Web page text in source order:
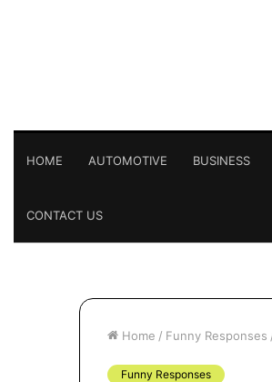
HOME AUTOMOTIVE BUSINESS
CONTACT US
Home / Funny Responses
Funny Responses